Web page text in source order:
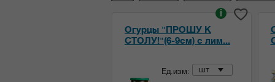
Огурцы "ПРОШУ К
СТОЛУ!"(6-9см) с лим...
i
Ед.изм: шт